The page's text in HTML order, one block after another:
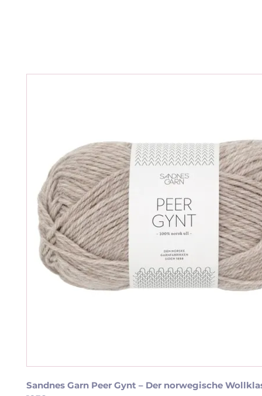
Sandnes Garn Peer Gynt – Der norwegische